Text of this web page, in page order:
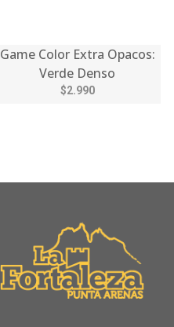
Game Color Extra Opacos:
Verde Denso
$2.990